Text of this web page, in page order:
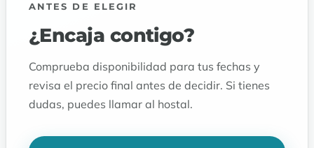
ANTES DE ELEGIR
¿Encaja contigo?
Comprueba disponibilidad para tus fechas y
revisa el precio final antes de decidir. Si tienes
dudas, puedes llamar al hostal.